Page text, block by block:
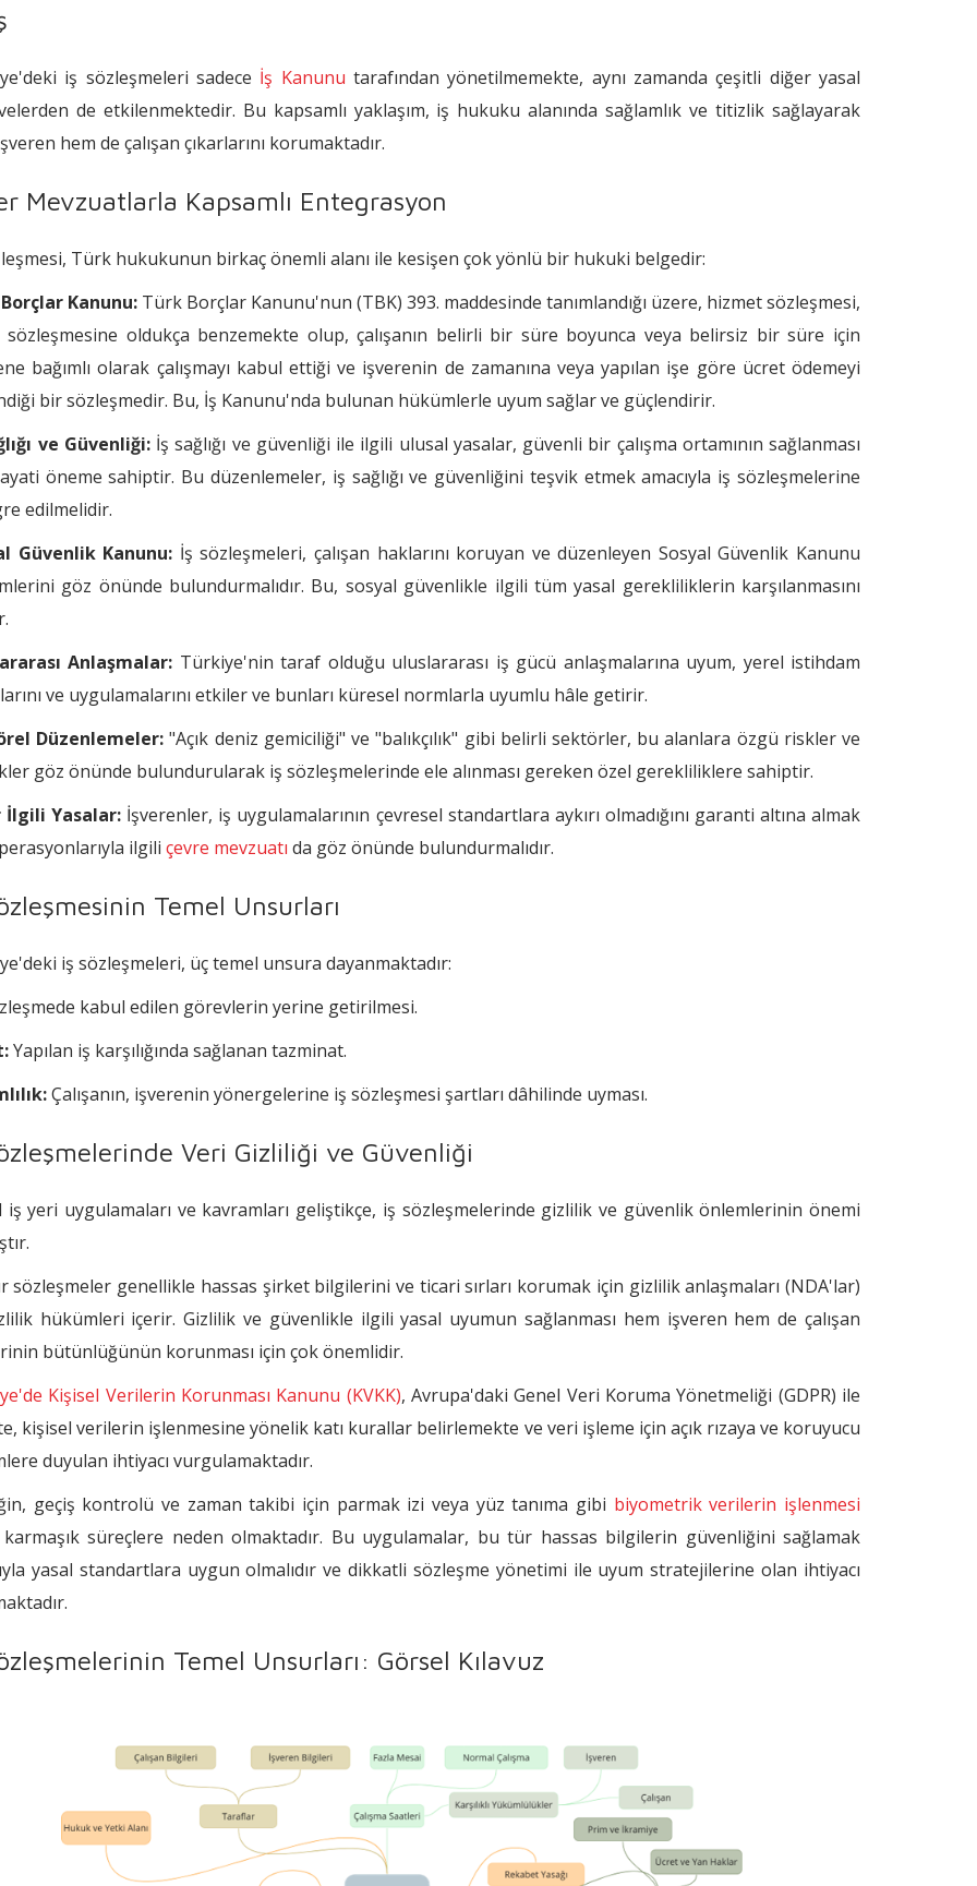
iş sözleşmeleri sadece İş Kanunu tarafından yönetilmemekte, aynı zamanda çeşitli diğer yasal
de etkilenmektedir. Bu kapsamlı yaklaşım, iş hukuku alanında sağlamlık ve titizlik sağlayarak
hem de çalışan çıkarlarını korumaktadır.
Mevzuatlarla Kapsamlı Entegrasyon
Türk hukukunun birkaç önemli alanı ile kesişen çok yönlü bir hukuki belgedir:
Kanunu: Türk Borçlar Kanunu'nun (TBK) 393. maddesinde tanımlandığı üzere, hizmet sözleşmesi,
oldukça benzemekte olup, çalışanın belirli bir süre boyunca veya belirsiz bir süre için
bağımlı olarak çalışmayı kabul ettiği ve işverenin de zamanına veya yapılan işe göre ücret ödemeyi
bir sözleşmedir. Bu, İş Kanunu'nda bulunan hükümlerle uyum sağlar ve güçlendirir.
ve Güvenliği:İş sağlığı ve güvenliği ile ilgili ulusal yasalar, güvenli bir çalışma ortamının sağlanması
öneme sahiptir. Bu düzenlemeler, iş sağlığı ve güvenliğini teşvik etmek amacıyla iş sözleşmelerine
edilmelidir.
Güvenlik Kanunu: İş sözleşmeleri, çalışan haklarını koruyan ve düzenleyen Sosyal Güvenlik Kanunu
göz önünde bulundurmalıdır. Bu, sosyal güvenlikle ilgili tüm yasal gerekliliklerin karşılanmasını
Anlaşmalar: Türkiye'nin taraf olduğu uluslararası iş gücü anlaşmalarına uyum, yerel istihdam
ve uygulamalarını etkiler ve bunları küresel normlarla uyumlu hâle getirir.
Düzenlemeler: "Açık deniz gemiciliği" ve "balıkçılık" gibi belirli sektörler, bu alanlara özgü riskler ve
göz önünde bulundurularak iş sözleşmelerinde ele alınması gereken özel gerekliliklere sahiptir.
İlgili Yasalar: İşverenler, iş uygulamalarının çevresel standartlara aykırı olmadığını garanti altına almak
ilgili çevre mevzuatı da göz önünde bulundurmalıdır.
Temel Unsurları
iş sözleşmeleri, üç temel unsura dayanmaktadır:
kabul edilen görevlerin yerine getirilmesi.
Yapılan iş karşılığında sağlanan tazminat.
Çalışanın, işverenin yönergelerine iş sözleşmesi şartları dâhilinde uyması.
Veri Gizliliği ve Güvenliği
iş yeri uygulamaları ve kavramları geliştikçe, iş sözleşmelerinde gizlilik ve güvenlik önlemlerinin önemi
sözleşmeler genellikle hassas şirket bilgilerini ve ticari sırları korumak için gizlilik anlaşmaları (NDA'lar)
hükümleri içerir. Gizlilik ve güvenlikle ilgili yasal uyumun sağlanması hem işveren hem de çalışan
bütünlüğünün korunması için çok önemlidir.
Kişisel Verilerin Korunması Kanunu (KVKK), Avrupa'daki Genel Veri Koruma Yönetmeliği (GDPR) ile
kişisel verilerin işlenmesine yönelik katı kurallar belirlemekte ve veri işleme için açık rızaya ve koruyucu
duyulan ihtiyacı vurgulamaktadır.
geçiş kontrolü ve zaman takibi için parmak izi veya yüz tanıma gibi biyometrik verilerin işlenmesi
süreçlere neden olmaktadır. Bu uygulamalar, bu tür hassas bilgilerin güvenliğini sağlamak
yasal standartlara uygun olmalıdır ve dikkatli sözleşme yönetimi ile uyum stratejilerine olan ihtiyacı
Temel Unsurları: Görsel Kılavuz